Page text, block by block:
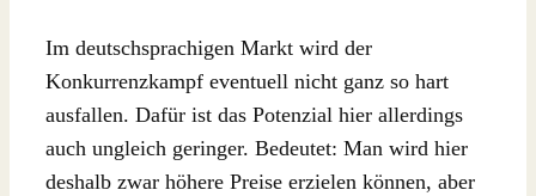
Im deutschsprachigen Markt wird der
Konkurrenzkampf eventuell nicht ganz so hart
ausfallen. Dafür ist das Potenzial hier allerdings
auch ungleich geringer. Bedeutet: Man wird hier
deshalb zwar höhere Preise erzielen können, aber